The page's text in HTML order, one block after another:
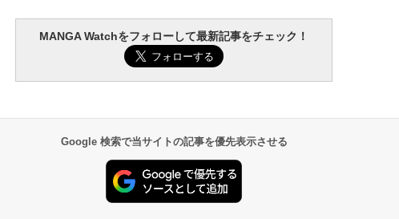
MANGA Watchをフォローして最新記事をチェック！
Google 検索で当サイトの記事を優先表示させる